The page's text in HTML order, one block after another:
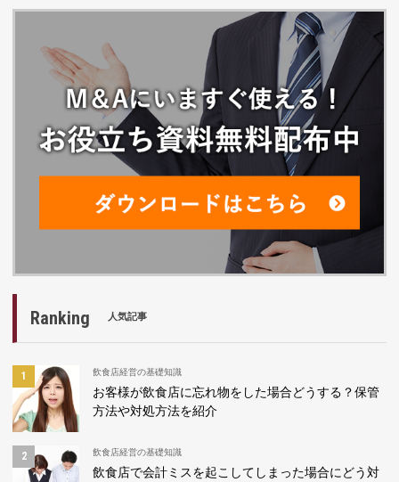
Ranking 人気記事
飲食店経営の基礎知識
お客様が飲食店に忘れ物をした場合どうする？保管
方法や対処方法を紹介
飲食店経営の基礎知識
飲食店で会計ミスを起こしてしまった場合にどう対